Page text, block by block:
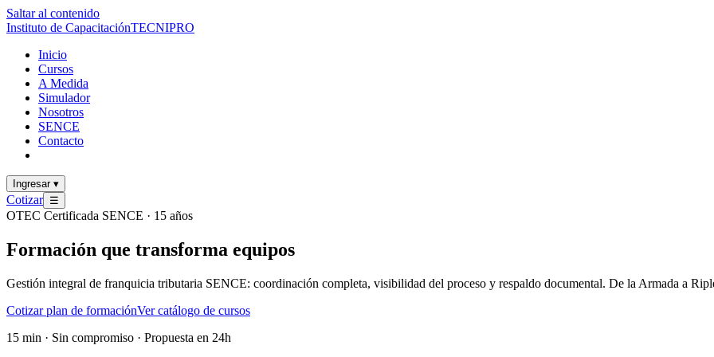
Saltar al contenido
Instituto de CapacitaciónTECNIPRO
Inicio
Cursos
A Medida
Simulador
Nosotros
SENCE
Contacto
Ingresar ▾
Cotizar ☰
OTEC Certificada SENCE · 15 años
Formación que transforma equipos
Gestión integral de franquicia tributaria SENCE: coordinación completa, visibilidad del proceso y respaldo documental. De la Armada a
Cotizar plan de formaciónVer catálogo de cursos
15 min · Sin compromiso · Propuesta en 24h